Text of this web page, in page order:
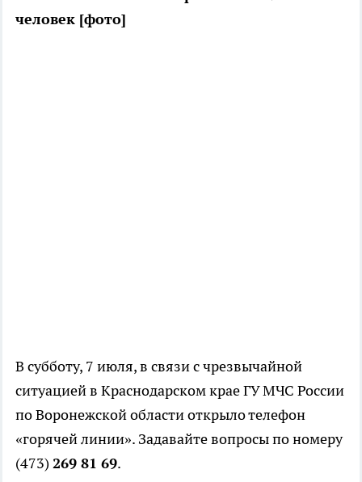
человек [фото]
В субботу, 7 июля, в связи с чрезвычайной
ситуацией в Краснодарском крае ГУ МЧС России
по Воронежской области открыло телефон
«горячей линии». Задавайте вопросы по номеру
(473) 269 81 69.